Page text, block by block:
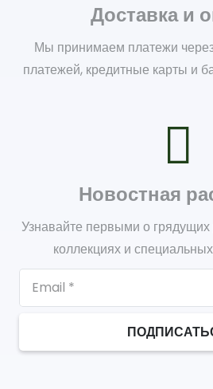
Доставка и
Мы принимаем платежи
платежей, кредитные карты и
Новостная
Узнавайте первыми о
коллекциях и